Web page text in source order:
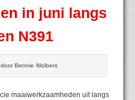
in juni langs
N391
Bennie Wolbers
maaiwerkzaamheden uit langs